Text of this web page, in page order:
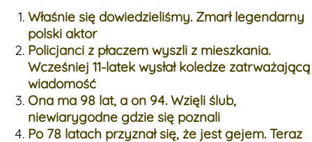
Właśnie się dowiedzieliśmy. Zmarł legendarny
polski aktor
Policjanci z płaczem wyszli z mieszkania.
Wcześniej 11-latek wysłał koledze zatrważającą
wiadomość
Ona ma 98 lat, a on 94. Wzięli ślub,
niewiarygodne gdzie się poznali
Po 78 latach przyznał się, że jest gejem. Teraz